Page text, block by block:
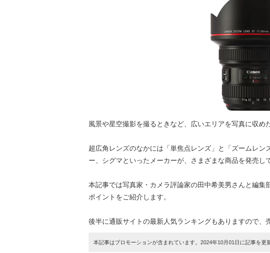
風景や星空撮影を撮るときなど、広いエリアを写真に収め
超広角レンズのなかには「単焦点レンズ」と「ズームレ
ー、シグマといったメーカーが、さまざまな商品を発売し
本記事では写真家・カメラ評論家の田中希美男さんと編
ポイントをご紹介します。
後半に通販サイトの最新人気ランキングもありますので、
本記事はプロモーションが含まれています。2024年10月01日に記事を更